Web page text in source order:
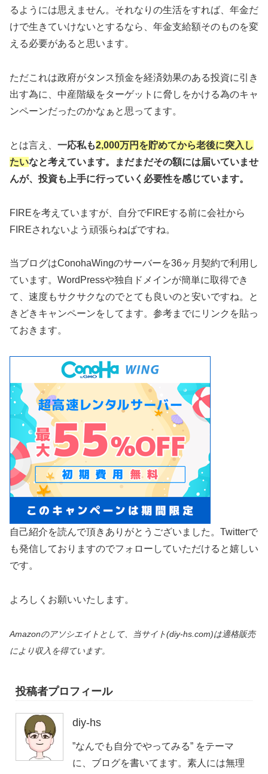
るようには思えません。それなりの生活をすれば、年金だ
けで生きていけないとするなら、年金支給額そのものを変
える必要があると思います。
ただこれは政府がタンス預金を経済効果のある投資に引き
出す為に、中産階級をターゲットに脅しをかける為のキャ
ンペーンだったのかなぁと思ってます。
とは言え、 一応私も2,000万円を貯めてから老後に突入し
たいなと考えています。まだまだその額には届いていませ
んが、投資も上手に行っていく必要性を感じています。
FIREを考えていますが、自分でFIREする前に会社から
FIREされないよう頑張らねばですね。
当ブログはConohaWingのサーバーを36ヶ月契約で利用し
ています。WordPressや独自ドメインが簡単に取得でき
て、速度もサクサクなのでとても良いのと安いですね。と
きどきキャンペーンをしてます。参考までにリンクを貼っ
ておきます。
自己紹介を読んで頂きありがとうございました。Twitterで
も発信しておりますのでフォローしていただけると嬉しい
です。
よろしくお願いいたします。
Amazonのアソシエイトとして、当サイト(diy-hs.com)は適格販売
により収入を得ています。
投稿者プロフィール
diy-hs
”なんでも自分でやってみる” をテーマ
に、ブログを書いてます。素人には無理